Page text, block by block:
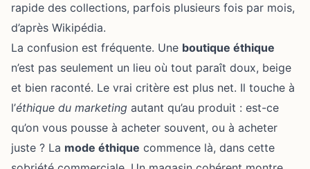
rapide des collections, parfois plusieurs fois par mois,
d’après Wikipédia.
La confusion est fréquente. Une boutique éthique
n’est pas seulement un lieu où tout paraît doux, beige
et bien raconté. Le vrai critère est plus net. Il touche à
l’éthique du marketing autant qu’au produit : est-ce
qu’on vous pousse à acheter souvent, ou à acheter
juste ? La mode éthique commence là, dans cette